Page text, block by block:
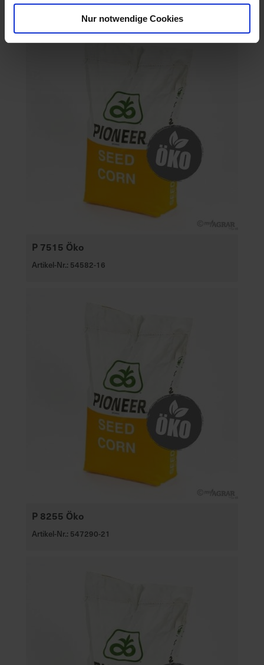
Nur notwendige Cookies
P 7515 Öko
Artikel-Nr.: 54582-16
P 8255 Öko
Artikel-Nr.: 547290-21